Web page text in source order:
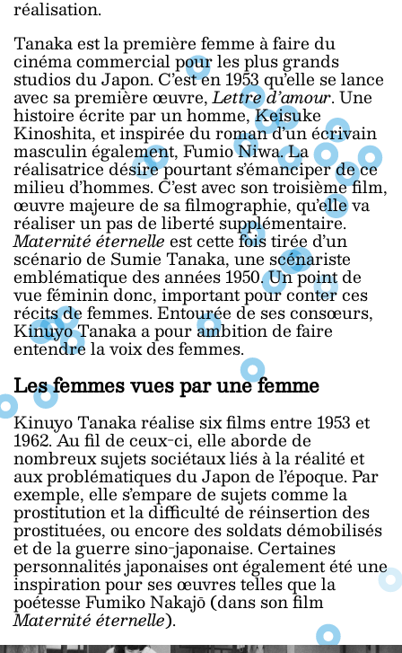
réalisation.
Tanaka est la première femme à faire du
cinéma commercial pour les plus grands
studios du Japon. C’est en 1953 qu’elle se lance
avec sa première œuvre,Lettre d’amour. Une
histoire écrite par un homme, Keisuke
Kinoshita, et inspirée du roman d’un écrivain
masculin également, Fumio Niwa. La
réalisatrice désire pourtant s’émanciper de ce
milieu d’hommes. C’est avec son troisième film,
œuvre majeure de sa filmographie, qu’elle va
réaliser un pas de liberté supplémentaire.
Maternité éternelleest cette fois tirée d’un
scénario de Sumie Tanaka, une scénariste
emblématique des années 1950. Un point de
vue féminin donc, important pour conter ces
récits de femmes. Entourée de ses consœurs,
Kinuyo Tanaka a pour ambition de faire
entendre la voix des femmes.
Les femmes vues par une femme
Kinuyo Tanaka réalise six films entre 1953 et
1962. Au fil de ceux-ci, elle aborde de
nombreux sujets sociétaux liés à la réalité et
aux problématiques du Japon de l’époque. Par
exemple, elle s’empare de sujets comme la
prostitution et la difficulté de réinsertion des
prostituées, ou encore des soldats démobilisés
et de la guerre sino-japonaise. Certaines
personnalités japonaises ont également été une
inspiration pour ses œuvres telles que la
poétesse Fumiko Nakajō (dans son film
Maternité éternelle).